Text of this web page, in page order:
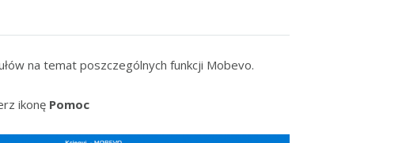
na temat poszczególnych funkcji Mobevo.
ikonę Pomoc